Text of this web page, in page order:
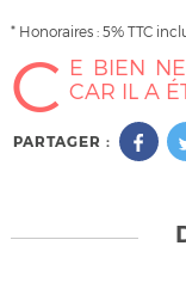
* Honoraires : 5% TTC
C E BIEN
CAR IL A
PARTAGER :